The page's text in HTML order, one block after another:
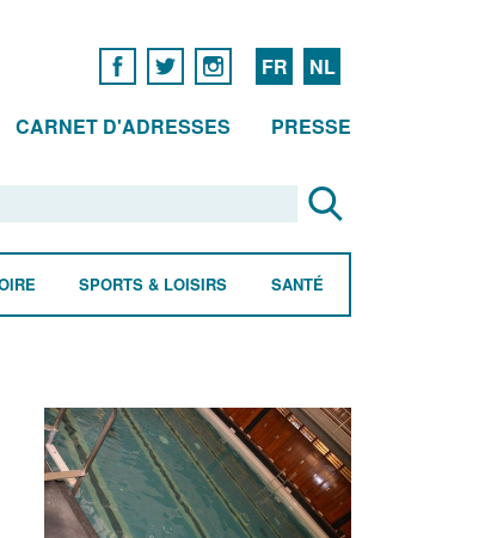
FR NL
CARNET D'ADRESSES PRESSE
SPORTS & LOISIRS SANTÉ